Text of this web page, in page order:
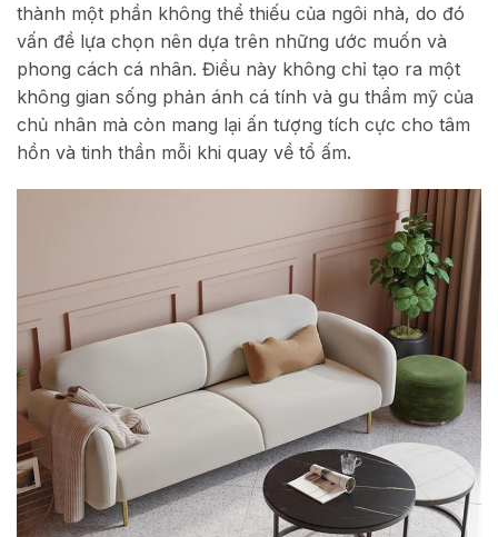
thành một phần không thể thiếu của ngôi nhà, do đó
vấn đề lựa chọn nên dựa trên những ước muốn và
phong cách cá nhân. Điều này không chỉ tạo ra một
không gian sống phản ánh cá tính và gu thẩm mỹ của
chủ nhân mà còn mang lại ấn tượng tích cực cho tâm
hồn và tinh thần mỗi khi quay về tổ ấm.